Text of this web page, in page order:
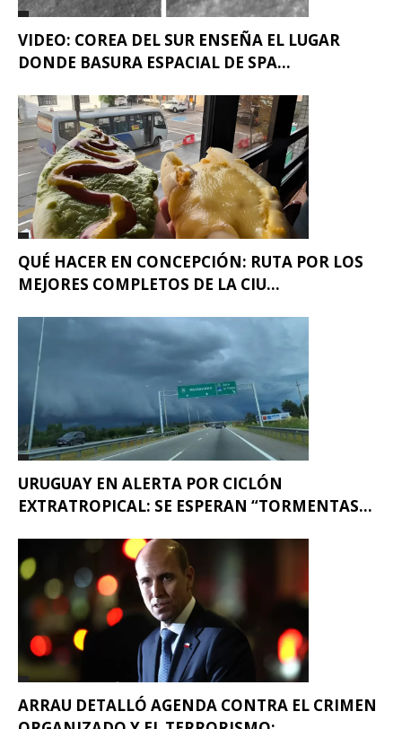
VIDEO: COREA DEL SUR ENSEÑA EL LUGAR
DONDE BASURA ESPACIAL DE SPA...
QUÉ HACER EN CONCEPCIÓN: RUTA POR LOS
MEJORES COMPLETOS DE LA CIU...
URUGUAY EN ALERTA POR CICLÓN
EXTRATROPICAL: SE ESPERAN “TORMENTAS...
ARRAU DETALLÓ AGENDA CONTRA EL CRIMEN